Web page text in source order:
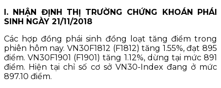
I. NHẬN ĐỊNH THỊ TRƯỜNG CHỨNG KHOÁN PHÁI
SINH NGÀY 21/11/2018
Các hợp đồng phái sinh đồng loạt tăng điểm trong
phiên hôm nay. VN30F1812 (F1812) tăng 1.55%, đạt 895
điểm. VN30F1901 (F1901) tăng 1.12%, dừng tại mức 891
điểm. Hiện tại chỉ số cơ sở VN30-Index đang ở mức
897.10 điểm.